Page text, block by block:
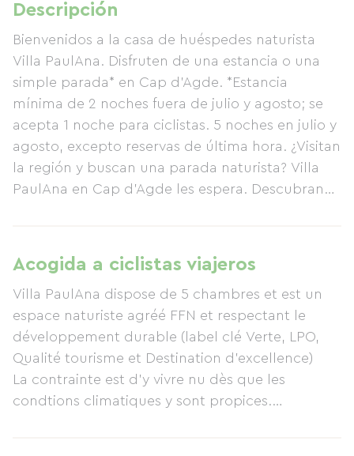
Descripción
Bienvenidos a la casa de huéspedes naturista
Villa PaulAna. Disfruten de una estancia o una
simple parada* en Cap d'Agde. *Estancia
mínima de 2 noches fuera de julio y agosto; se
acepta 1 noche para ciclistas. 5 noches en julio y
agosto, excepto reservas de última hora. ¿Visitan
la región y buscan una parada naturista? Villa
PaulAna en Cap d'Agde les espera. Descubran
desnudo, libertad del cuerpo, conexión con los
demás, serenidad en la autoaceptación y
sorpresa al experimentar el naturismo. Serán
recibidos con calidez en esta acogedora y
tranquila casa de huéspedes naturista cerca del
pueblo naturista. Podrán disfrutar de un
alojamiento naturista excepcional, relajarse
desnudos al sol o en el agua y sentirse como en
Acogida a ciclistas viajeros
Villa PaulAna dispose de 5 chambres et est un
espace naturiste agréé FFN et respectant le
développement durable (label clé Verte, LPO,
Qualité tourisme et Destination d'excellence)
La contrainte est d'y vivre nu dès que les
condtions climatiques y sont propices.